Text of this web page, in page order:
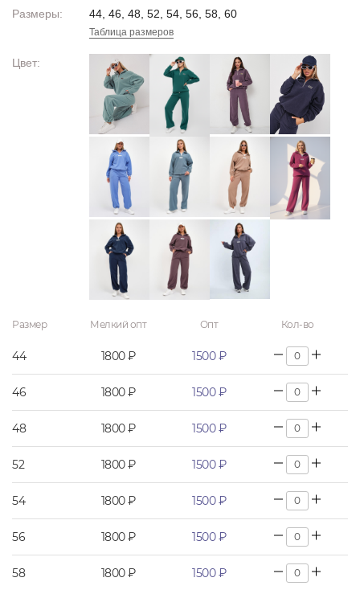
Размеры:
44, 46, 48, 52, 54, 56, 58, 60
Таблица размеров
Цвет:
Размер Мелкий опт Опт Кол-во
44 1800 ₽ 1500 ₽
46 1800 ₽ 1500 ₽
48 1800 ₽ 1500 ₽
52 1800 ₽ 1500 ₽
54 1800 ₽ 1500 ₽
56 1800 ₽ 1500 ₽
58 1800 ₽ 1500 ₽